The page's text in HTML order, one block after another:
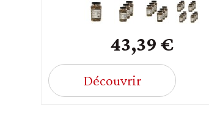
43,39 €
Découvrir